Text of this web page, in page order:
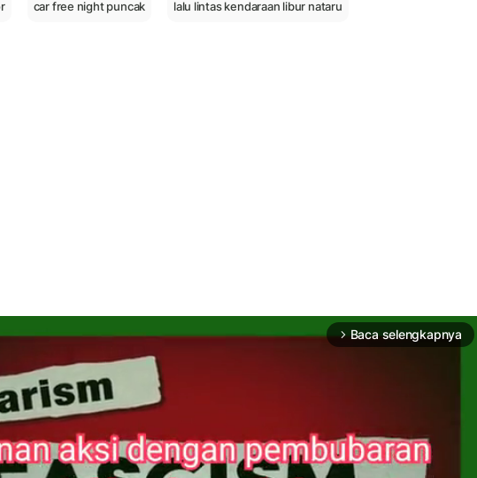
car free night puncak lalu lintas kendaraan libur nataru
arrow_forward_ios Baca selengkapnya